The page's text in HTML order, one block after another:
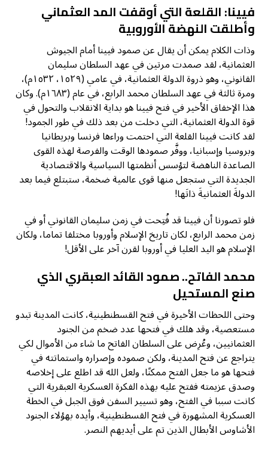
فيينا: القلعة التي أوقفت المد العثماني
وأطلقت النهضة الأوروبية
وذات الكلام يمكن أن يقال عن صمود فيينا أمام الجيوش
العثمانية، لقد صمدت مرتين في عهد السلطان سليمان
القانوني، وهو ذروة الدولة العثمانية، في عامي (١٥٢٩، ١٥٣٢م)،
ومرة ثالثة في عهد السلطان محمد الرابع، في عام (١٦٨٣م). وكان
هذا الإخفاق الأخير في فتح فيينا هو بداية الانقلاب والتحول في
قوة الدولة العثمانية، التي دخلت من بعد ذلك في طور الجمود!
لقد كانت فيينا القلعة التي احتمت وراءها فرنسا وبريطانيا
وبروسيا وإسبانيا، ووفَّر صمودها الوقت والفرصة لهذه القوى
الصاعدة الناهضة لتؤسس أنظمتها السياسية والاقتصادية
الجديدة التي ستجعل منها قوى عالمية ضخمة، ستبتلع فيما بعد
الدولةَ العثمانيةَ ذاتَها!
فلو تصورنا أن فيينا قد فُتِحت في زمن سليمان القانوني أو في
زمن محمد الرابع، لكان تاريخ الإسلام وأوروبا مختلفا تماما، ولكان
الإسلام هو اليد العليا في أوروبا لقرن آخر على الأقل!
محمد الفاتح.. صمود القائد العبقري الذي
صنع المستحيل
وحتى اللحظات الأخيرة في فتح القسطنطينية، كانت المدينة تبدو
مستعصية، وقد هلك في فتحها عدد ضخم من الجنود
العثمانيين، وعُرِض على السلطان الفاتح ما شاء من الأموال لكي
يتراجع عن فتح المدينة، ولكن صموده وإصراره واستماتته في
فتحها هو ما جعل الفتح ممكنًا، ولعل الله قد اطلع على إخلاصه
وصدق عزيمته ففتح عليه بهذه الفكرة العسكرية العبقرية التي
كانت سببا في الفتح، وهو تسيير السفن فوق الجبل في الخطة
العسكرية المشهورة في فتح القسطنطينية، وأيده بهؤلاء الجنود
الأشاوس الأبطال الذين تم على أيديهم النصر.